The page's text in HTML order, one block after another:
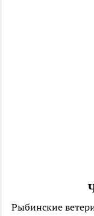
Рыбинские